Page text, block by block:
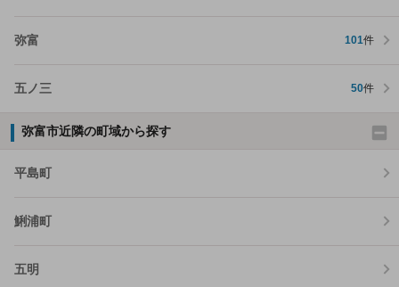
弥富 101件
五ノ三 50件
弥富市近隣の町域から探す
平島町
鯏浦町
五明